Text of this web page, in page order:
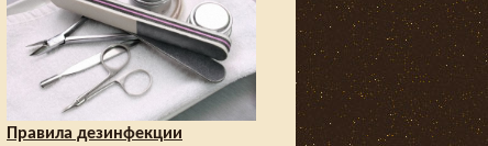
Правила дезинфекции